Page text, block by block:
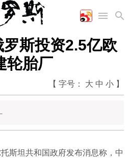
斯投资2.5亿欧
轮胎厂
【 字号： 大 中 小 】
斯坦共和国政府发布消息称，中